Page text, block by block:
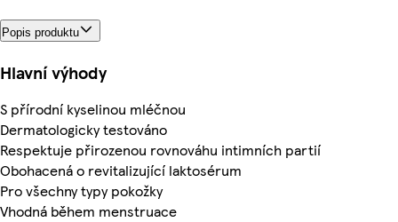
Popis produktu
Hlavní výhody
S přírodní kyselinou mléčnou
Dermatologicky testováno
Respektuje přirozenou rovnováhu intimních partií
Obohacená o revitalizující laktosérum
Pro všechny typy pokožky
Vhodná během menstruace